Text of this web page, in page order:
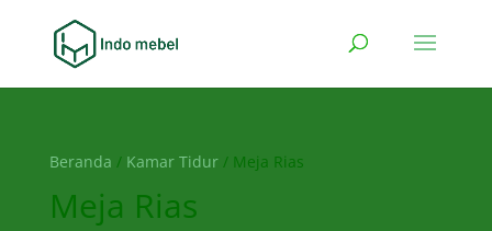
Beranda / Kamar Tidur/ Meja Rias
Meja Rias